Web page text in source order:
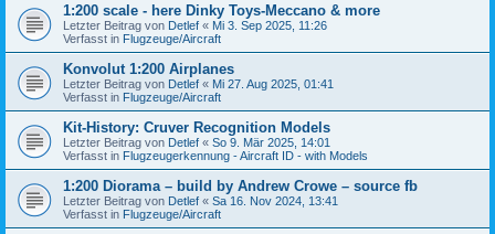
1:200 scale - here Dinky Toys-Meccano & more
Letzter Beitrag von Detlef « Mi 3. Sep 2025, 11:26
Verfasst in Flugzeuge/Aircraft
Konvolut 1:200 Airplanes
Letzter Beitrag von Detlef « Mi 27. Aug 2025, 01:41
Verfasst in Flugzeuge/Aircraft
Kit-History: Cruver Recognition Models
Letzter Beitrag von Detlef « So 9. Mär 2025, 14:01
Verfasst in Flugzeugerkennung - Aircraft ID - with Models
1:200 Diorama – build by Andrew Crowe – source fb
Letzter Beitrag von Detlef « Sa 16. Nov 2024, 13:41
Verfasst in Flugzeuge/Aircraft